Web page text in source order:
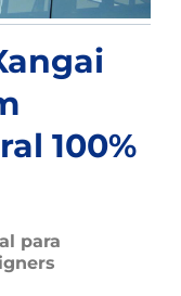
100%
para